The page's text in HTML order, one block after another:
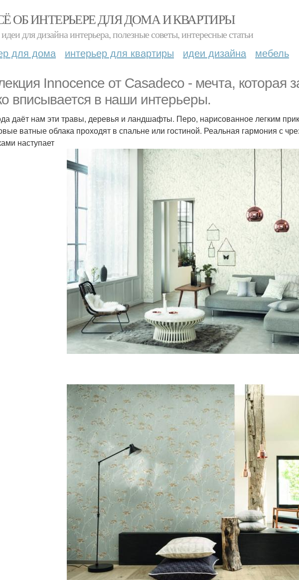
ОБ ИНТЕРЬЕРЕ ДЛЯ ДОМА И КВАРТИРЫ
для дизайна интерьера, полезные советы, интересные статьи
для дома интерьер для квартиры идеи дизайна мебель
Innocence от Casadeco - мечта, которая
вписывается в наши интерьеры.
даёт нам эти травы, деревья и ландшафты. Перо, нарисованное легким
ватные облака проходят в спальне или гостиной. Реальная гармония с
наступает